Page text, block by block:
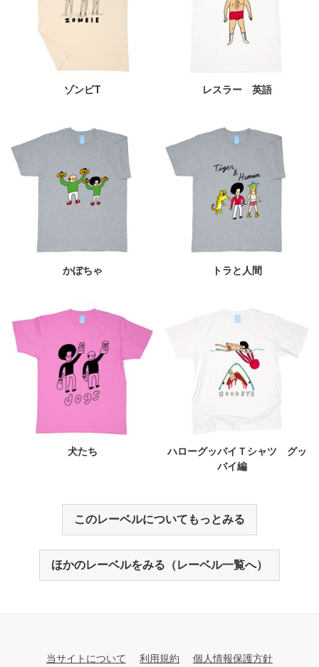
ゾンビT レスラー 英語
かぼちゃ トラと人間
犬たち
ハローグッバイＴシャツ グッ
バイ編
このレーベルについてもっとみる
ほかのレーベルをみる（レーベル一覧へ）
当サイトについて 利用規約 個人情報保護方針